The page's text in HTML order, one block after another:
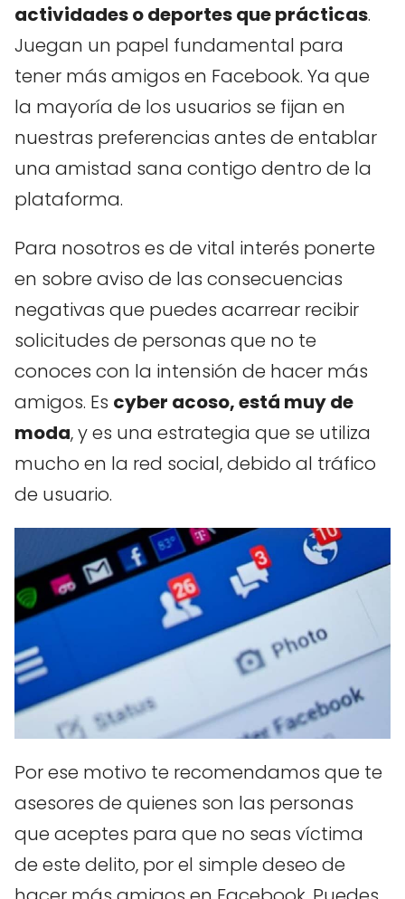
actividades o deportes que prácticas.
Juegan un papel fundamental para
tener más amigos en Facebook. Ya que
la mayoría de los usuarios se fijan en
nuestras preferencias antes de entablar
una amistad sana contigo dentro de la
plataforma.
Para nosotros es de vital interés ponerte
en sobre aviso de las consecuencias
negativas que puedes acarrear recibir
solicitudes de personas que no te
conoces con la intensión de hacer más
amigos. Es cyber acoso, está muy de
moda, y es una estrategia que se utiliza
mucho en la red social, debido al tráfico
de usuario.
Por ese motivo te recomendamos que te
asesores de quienes son las personas
que aceptes para que no seas víctima
de este delito, por el simple deseo de